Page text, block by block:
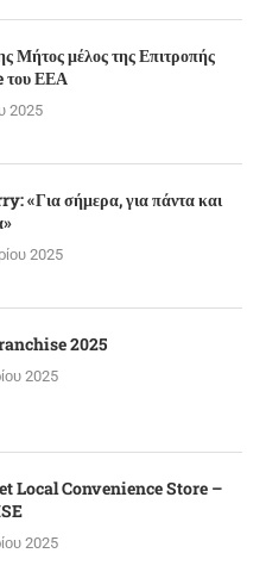
Μήτος μέλος της Επιτροπής
ΕΕΑ
2025
«Για σήμερα, για πάντα και
2025
2025
2025
Local Convenience Store –
2025